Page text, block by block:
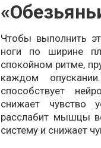
Чтобы выполнить
ноги по ширине
спокойном ритме,
каждом
способствует
снижает чувство
расслабит мышцы
систему и снижает